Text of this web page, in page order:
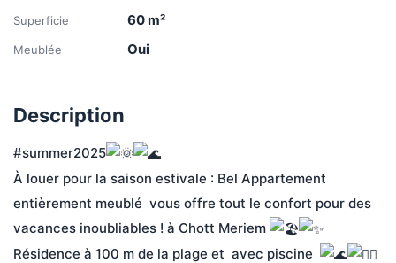
Superficie 60m²
Meublée Oui
Description
#summer2025
À louer pour la saison estivale : Bel Appartement
entièrement meublé  vous offre tout le confort pour des
vacances inoubliables ! à Chott Meriem
Résidence à 100 m de la plage et  avec piscine